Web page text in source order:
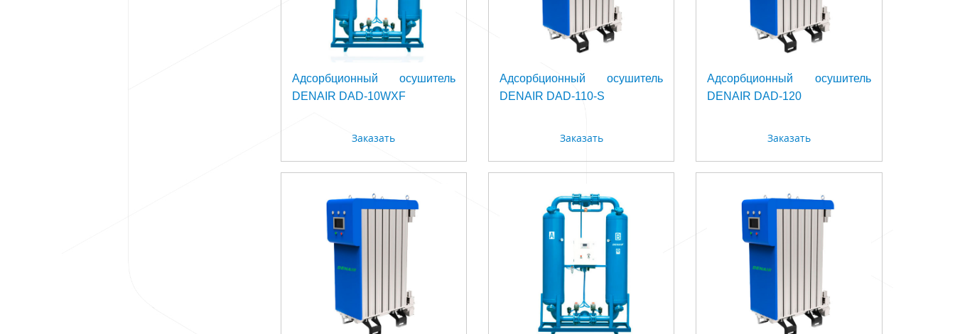
Адсорбционный осушитель
DENAIR DAD-10WXF
Заказать
Адсорбционный осушитель
DENAIR DAD-110-S
Заказать
Адсорбционный осушитель
DENAIR DAD-120
Заказать